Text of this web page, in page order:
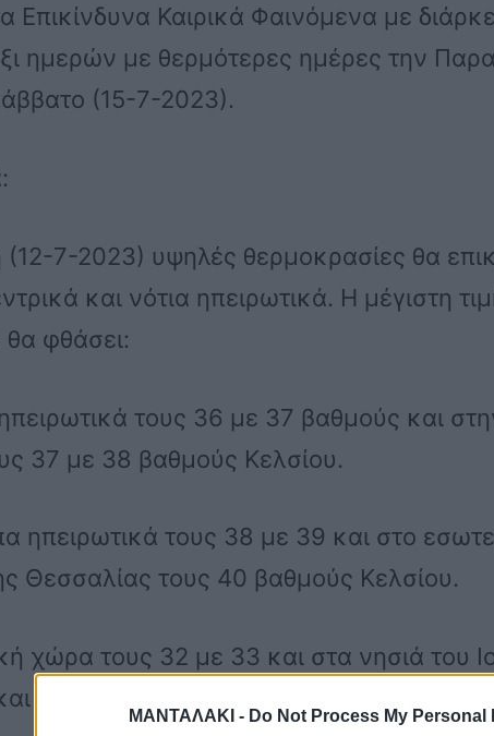
ΜΑΝΤΑΛΑΚΙ - Do Not Process My Personal
Επικίνδυνα Καιρικά Φαινόμενα με
ημερών με θερμότερες ημέρες την
(15-7-2023).
(12-7-2023) υψηλές θερμοκρασίες θα
και νότια ηπειρωτικά. Η μέγιστη
φθάσει:
τους 36 με 37 βαθμούς και
37 με 38 βαθμούς Κελσίου.
ηπειρωτικά τους 38 με 39 και στο
Θεσσαλίας τους 40 βαθμούς Κελσίου.
χώρα τους 32 με 33 και στα νησιά του
τη νότια Κρήτη τους 35 βαθμούς